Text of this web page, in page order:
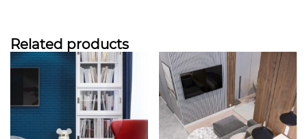
Related products